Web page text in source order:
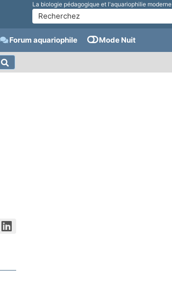
La biologie pédagogique et l'aquariophilie moderne
Forum aquariophile Mode Nuit